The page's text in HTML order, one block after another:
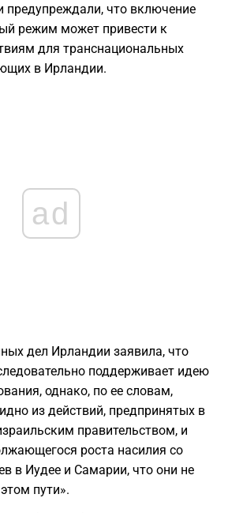
предупреждали, что включение
режим может привести к
для транснациональных
в Ирландии.
ad
дел Ирландии заявила, что
поддерживает идею
однако, по ее словам,
из действий, предпринятых в
правительством, и
роста насилия со
в Иудее и Самарии, что они не
пути».